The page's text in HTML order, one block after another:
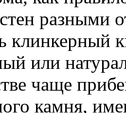
разными
клинкерный
или
чаще
камня,